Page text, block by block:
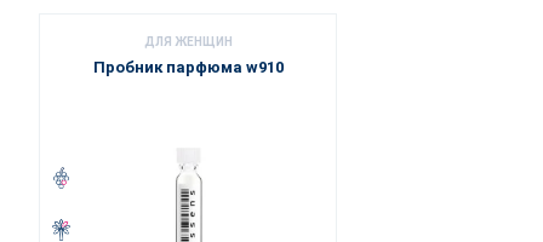
ДЛЯ ЖЕНЩИН
Пробник парфюма w910